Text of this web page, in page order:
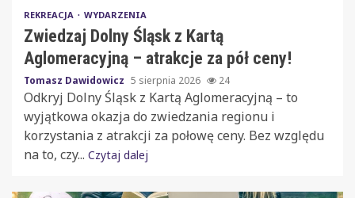
REKREACJA WYDARZENIA
Zwiedzaj Dolny Śląsk z Kartą
Aglomeracyjną – atrakcje za pół ceny!
Tomasz Dawidowicz 5 sierpnia 2026 24
Odkryj Dolny Śląsk z Kartą Aglomeracyjną – to
wyjątkowa okazja do zwiedzania regionu i
korzystania z atrakcji za połowę ceny. Bez względu
na to, czy... Czytaj dalej